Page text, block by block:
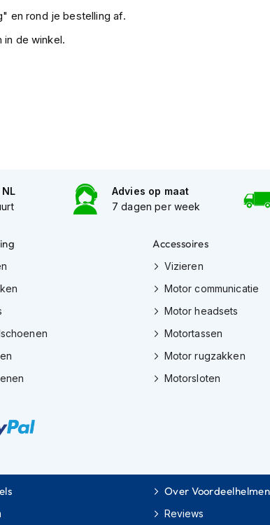
en rond je bestelling af.
in de winkel.
Advies op maat
7 dagen per week
Accessoires
Vizieren
Motor communicatie
Motor headsets
Motortassen
Motor rugzakken
Motorsloten
Over Voordeelhelmen
Reviews